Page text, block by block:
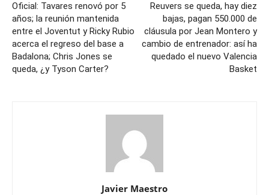
Oficial: Tavares renovó por 5
años; la reunión mantenida
entre el Joventut y Ricky Rubio
acerca el regreso del base a
Badalona; Chris Jones se
queda, ¿y Tyson Carter?
Reuvers se queda, hay diez
bajas, pagan 550.000 de
cláusula por Jean Montero y
cambio de entrenador: así ha
quedado el nuevo Valencia
Basket
Javier Maestro